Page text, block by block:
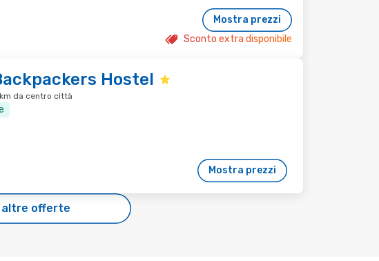
Mostra prezzi
Sconto extra disponibile
Hostel
da centro città
Mostra prezzi
altre offerte